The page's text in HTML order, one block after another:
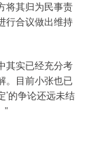
将其归为民事责
行合议做出维持
其实已经充分考
。目前小张也已
’的争论还远未结
”